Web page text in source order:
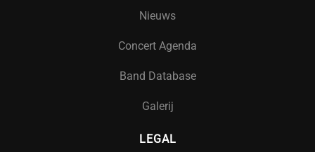
Nieuws
Concert Agenda
Band Database
Galerij
LEGAL